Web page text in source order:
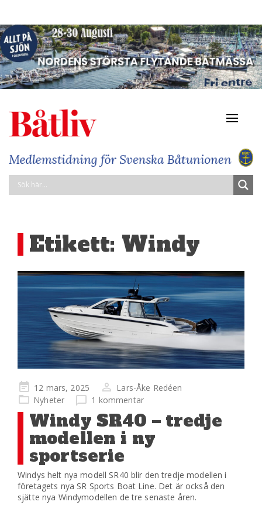
Etikett: Windy
Publicerad
på
12 mars, 2025
Lars-Åke Redéen
Nyheter
1 kommentar
Windy SR40 – tredje
modellen i ny
sportserie
Windys helt nya modell SR40 blir den tredje modellen i
företagets nya SR Sports Boat Line. Det är också den
sjätte nya Windymodellen de tre senaste åren.